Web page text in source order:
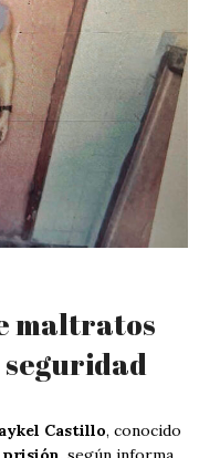
maltratos
seguridad
Castillo, conocido